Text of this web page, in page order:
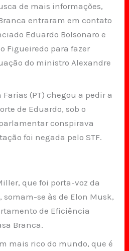
de mais informações,
entraram em contato
Eduardo Bolsonaro e
Figueiredo para fazer
do ministro Alexandre
(PT) chegou a pedir a
de Eduardo, sob o
conspirava
foi negada pelo STF.
que foi porta-voz da
se às de Elon Musk,
de Eficiência
Branca.
mais rico do mundo, que é